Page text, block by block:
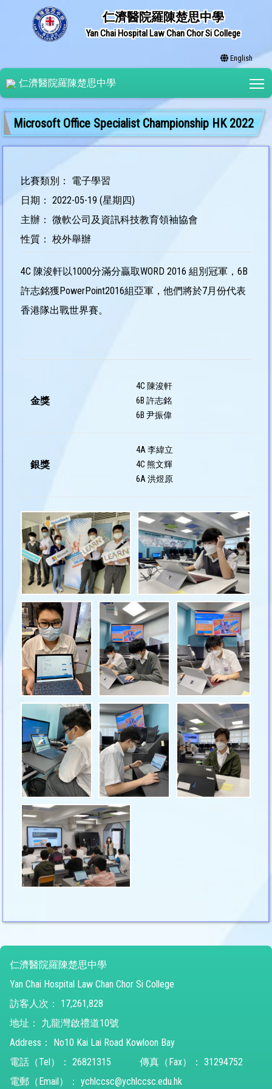
仁濟醫院羅陳楚思中學
Yan Chai Hospital Law Chan Chor Si College
English
仁濟醫院羅陳楚思中學
Microsoft Office Specialist Championship HK 2022
比賽類別： 電子學習
日期： 2022-05-19 (星期四)
主辦： 微軟公司及資訊科技教育領袖協會
性質： 校外舉辦
4C 陳浚軒以1000分滿分贏取WORD 2016 組別冠軍，6B
許志銘獲PowerPoint2016組亞軍，他們將於7月份代表
香港隊出戰世界賽。
金獎
4C 陳浚軒
6B 許志銘
6B 尹振偉
銀獎
4A 李緯立
4C 熊文輝
6A 洪煜原
仁濟醫院羅陳楚思中學
Yan Chai Hospital Law Chan Chor Si College
訪客人次：
17,261,828
地址：
九龍灣啟禮道10號
Address：
No10 Kai Lai Road Kowloon Bay
電話（Tel）： 26821315 傳真（Fax）： 31294752
電郵（Email）： ychlccsc@ychlccsc.edu.hk